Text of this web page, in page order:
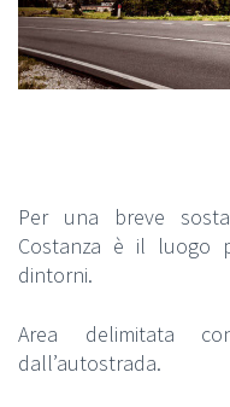
Per una breve
Costanza è il luogo
dintorni.
Area delimitata
dall’autostrada.